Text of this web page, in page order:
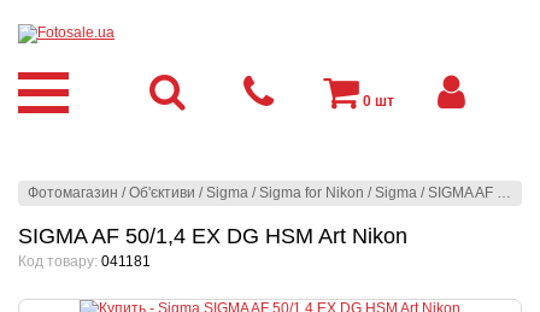
Фотомагазин /Об'єктиви /Sigma /Sigma for Nikon /Sigma /SIGMA AF 50/1,4 EX DG HSM Art Nikon
SIGMA AF 50/1,4 EX DG HSM Art Nikon
Код товару: 041181
0 шт